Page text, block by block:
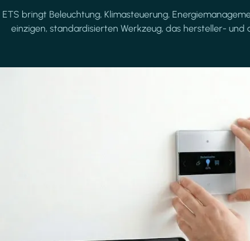
ETS bringt Beleuchtung, Klimasteuerung,
einzigen, standardisierten Werkzeug, das hersteller-